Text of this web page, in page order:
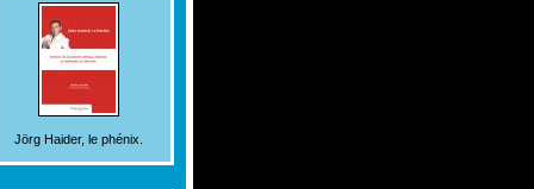
Jörg Haider, le phénix.